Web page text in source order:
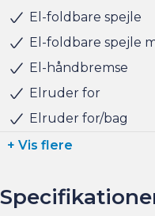
El-foldbare spejle
El-foldbare spejle
El-håndbremse
Elruder for
Elruder for/bag
+ Vis flere